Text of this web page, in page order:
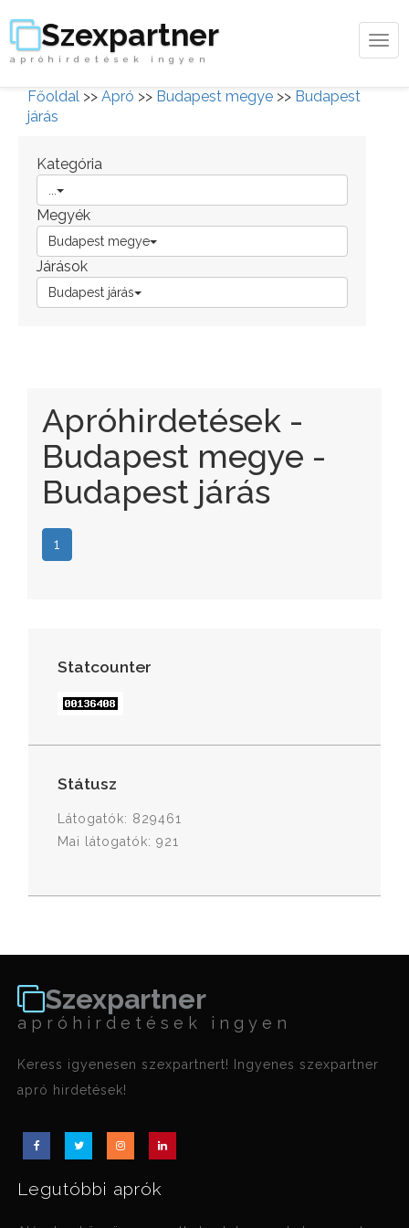
Szexpartner
apróhirdetések ingyen
Főoldal >> Apró >> Budapest megye >> Budapest
járás
Kategória
Megyék
Budapest megye
Járások
Budapest járás
Apróhirdetések -
Budapest megye -
Budapest járás
1
Statcounter
Státusz
Látogatók: 829461
Mai látogatók: 921
Szexpartner
apróhirdetések ingyen
Keress igyenesen szexpartnert! Ingyenes szexpartner
apró hirdetések!
Legutóbbi aprók